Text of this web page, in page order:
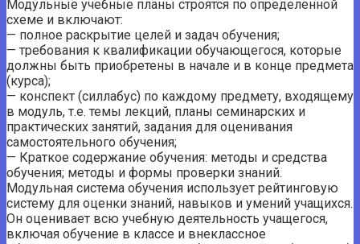
Модульные учебные планы строятся по определенной
схеме и включают:
— полное раскрытие целей и задач обучения;
— требования к квалификации обучающегося, которые
должны быть приобретены в начале и в конце предмета
(курса);
— конспект (силлабус) по каждому предмету, входящему
в модуль, т.е. темы лекций, планы семинарских и
практических занятий, задания для оценивания
самостоятельного обучения;
— Краткое содержание обучения: методы и средства
обучения; методы и формы проверки знаний.
Модульная система обучения использует рейтинговую
систему для оценки знаний, навыков и умений учащихся.
Он оценивает всю учебную деятельность учащегося,
включая обучение в классе и внеклассное